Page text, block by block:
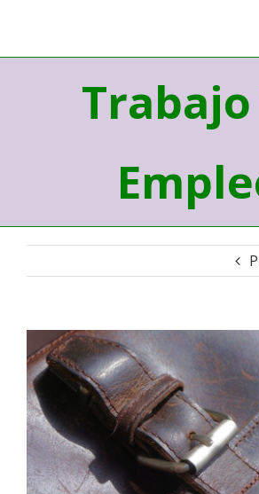
Trabajo
View
Larger
Image